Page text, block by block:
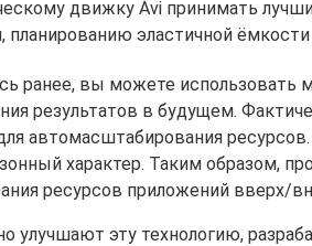
движку Avi принимать
планированию эластичной ёмкости
ранее, вы можете использовать
результатов в будущем.
автомасштабирования
характер. Таким образом,
ресурсов приложений вверх/
улучшают эту технологию,